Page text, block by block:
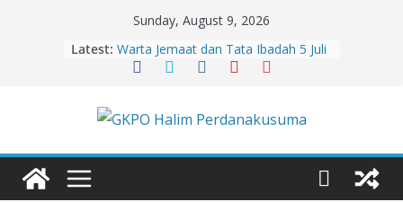
Sunday, August 9, 2026
Latest: Warta Jemaat dan Tata Ibadah 5 Juli
2026
Warta Jemaat dan Tata Ibadah 2
Warta Jemaat dan Tata Ibadah 26